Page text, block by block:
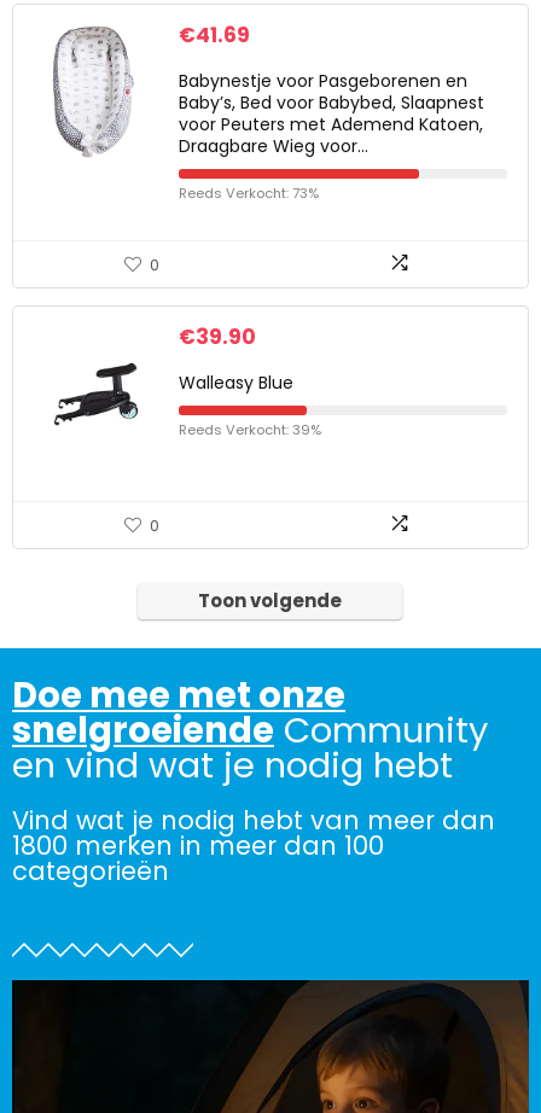
€41.69
Babynestje voor Pasgeborenen en
Baby’s, Bed voor Babybed, Slaapnest
voor Peuters met Ademend Katoen,
Draagbare Wieg voor…
Reeds Verkocht: 73%
0
€39.90
Walleasy Blue
Reeds Verkocht: 39%
0
Toon volgende
Doe mee met onze
snelgroeiende Community
en vind wat je nodig hebt
Vind wat je nodig hebt van meer dan
1800 merken in meer dan 100
categorieën